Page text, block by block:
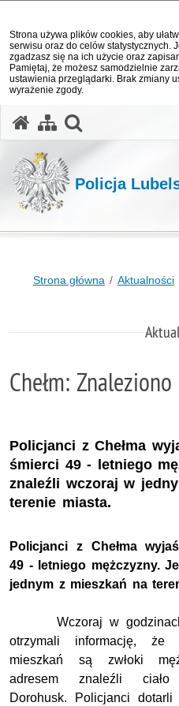
Strona używa plików cookies, aby
serwisu oraz do celów statystycznych.
zgadzasz się na ich użycie oraz
Pamiętaj, że możesz samodzielnie
ustawienia przeglądarki. Brak zmiany
wyrażenie zgody.
Policja
Strona główna Aktualności
Chełm: Znaleziono
Policjanci z Chełma
śmierci 49 - letniego
znaleźli wczoraj w
terenie miasta.
Policjanci z Chełma
49 - letniego mężczyzny.
jednym z mieszkań na
Wczoraj w godzinach
otrzymali informację,
mieszkań są zwłoki
adresem znaleźli
Dorohusk. Policjanci